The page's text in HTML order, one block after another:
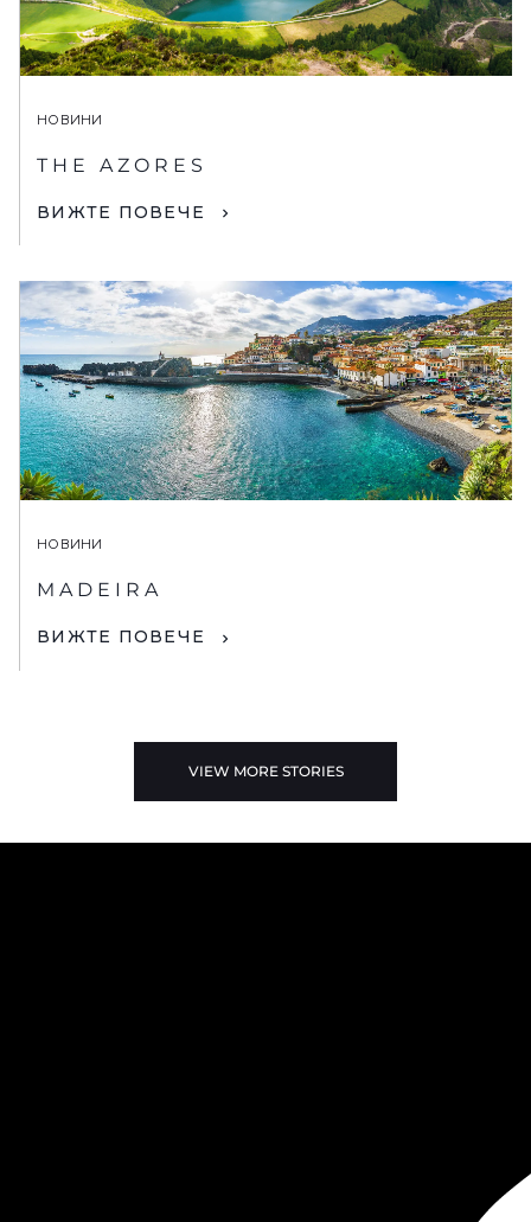
НОВИНИ
THE AZORES
ВИЖТЕ ПОВЕЧЕ
НОВИНИ
MADEIRA
ВИЖТЕ ПОВЕЧЕ
VIEW MORE STORIES